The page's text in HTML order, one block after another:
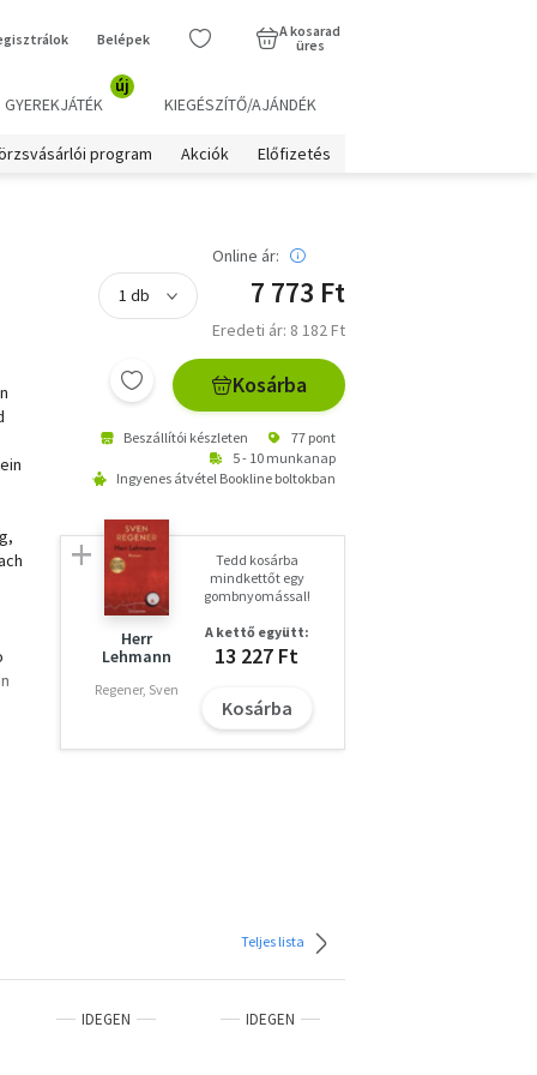
Belépek
A kosarad
üres
GYEREKJÁTÉK
új
KIEGÉSZÍTŐ/AJÁNDÉK
program Akciók Előfizetés
Online ár:
7 773 Ft
Eredeti ár: 8 182 Ft
Kosárba
Beszállítói készleten
77 pont
5 - 10 munkanap
Ingyenes átvétel Bookline boltokban
Herr
Lehmann
Regener, Sven
Tedd kosárba
mindkettőt egy
gombnyomással!
A kettő együtt:
13 227 Ft
Kosárba
Teljes lista
IDEGEN IDEGEN